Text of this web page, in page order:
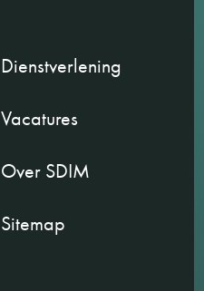
Dienstverlening
Vacatures
Over SDIM
Sitemap